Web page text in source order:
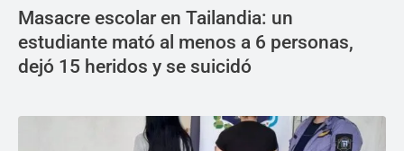
Masacre escolar en Tailandia: un
estudiante mató al menos a 6 personas,
dejó 15 heridos y se suicidó